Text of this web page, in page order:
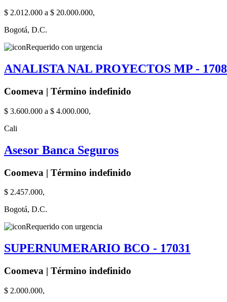
$ 2.012.000 a $ 20.000.000,
Bogotá, D.C.
Requerido con urgencia
ANALISTA NAL PROYECTOS MP -
Coomeva | Término indefinido
$ 3.600.000 a $ 4.000.000,
Cali
Asesor Banca Seguros
Coomeva | Término indefinido
$ 2.457.000,
Bogotá, D.C.
Requerido con urgencia
SUPERNUMERARIO BCO - 17031
Coomeva | Término indefinido
$ 2.000.000,